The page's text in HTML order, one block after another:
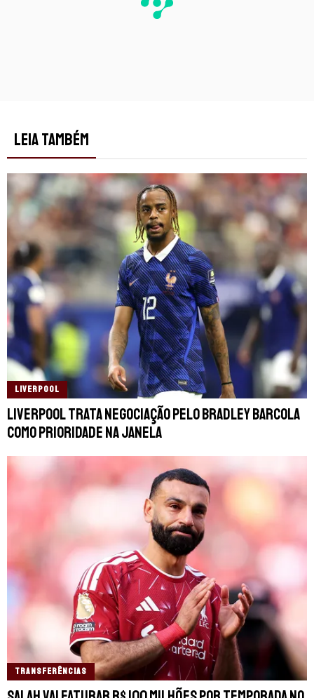
LEIA TAMBÉM
LIVERPOOL
Liverpool trata negociação pelo Bradley Barcola
como prioridade na janela
TRANSFERÊNCIAS